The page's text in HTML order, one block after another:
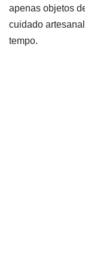
apenas objetos
cuidado
tempo.